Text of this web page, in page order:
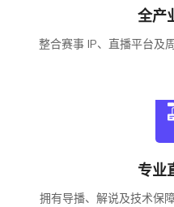
全产
整合赛事 IP、直播平台及
专业
拥有导播、解说及技术保